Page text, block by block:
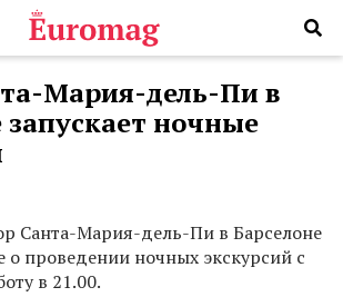
Мария-дель-Пи в
запускает ночные
Санта-Мария-дель-Пи в Барселоне
проведении ночных экскурсий с
в 21.00.